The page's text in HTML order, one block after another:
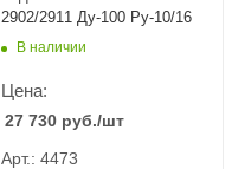
2902/2911 Ду-100 Ру-10/16
В наличии
Цена:
27 730 руб./шт
Арт.: 4473